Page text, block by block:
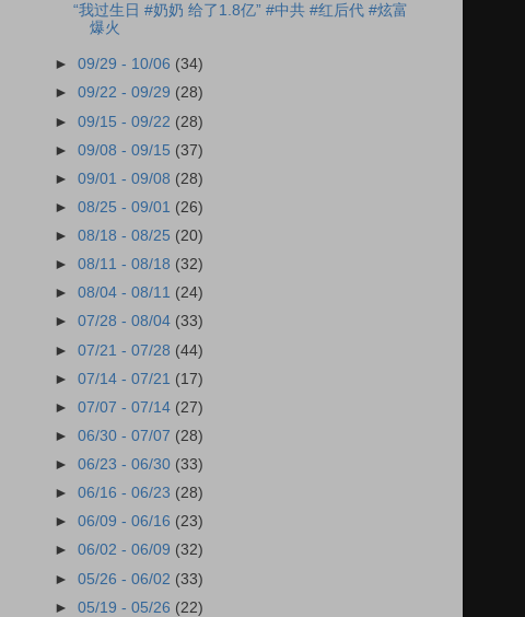
“我过生日 #奶奶 给了1.8亿” #中共 #红后代 #炫富
爆火
►09/29 - 10/06 (34)
►09/22 - 09/29 (28)
►09/15 - 09/22 (28)
►09/08 - 09/15 (37)
►09/01 - 09/08 (28)
►08/25 - 09/01 (26)
►08/18 - 08/25 (20)
►08/11 - 08/18 (32)
►08/04 - 08/11 (24)
►07/28 - 08/04 (33)
►07/21 - 07/28 (44)
►07/14 - 07/21 (17)
►07/07 - 07/14 (27)
►06/30 - 07/07 (28)
►06/23 - 06/30 (33)
►06/16 - 06/23 (28)
►06/09 - 06/16 (23)
►06/02 - 06/09 (32)
►05/26 - 06/02 (33)
►05/19 - 05/26 (22)